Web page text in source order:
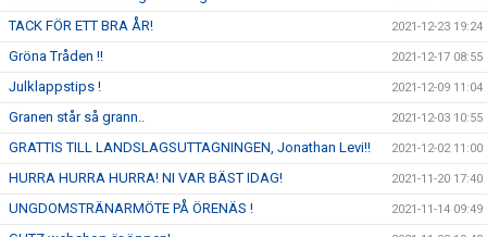
TACK FÖR ETT BRA ÅR! 2021-12-23 19:24
Gröna Tråden !! 2021-12-17 08:55
Julklappstips ! 2021-12-09 11:04
Granen står så grann.. 2021-12-03 10:55
GRATTIS TILL LANDSLAGSUTTAGNINGEN, Jonathan Levi!! 2021-12-02 11:00
HURRA HURRA HURRA! NI VAR BÄST IDAG! 2021-11-20 17:40
UNGDOMSTRÄNARMÖTE PÅ ÖRENÄS ! 2021-11-14 09:49